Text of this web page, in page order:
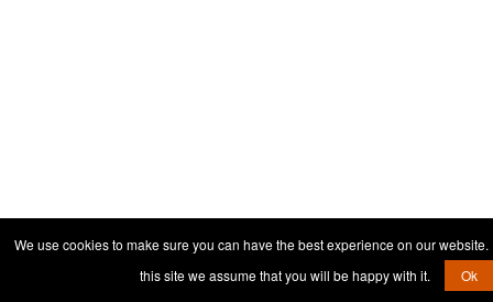
We use cookies to make sure you can have the best experience on our
this site we assume that you will be happy with it.
Ok